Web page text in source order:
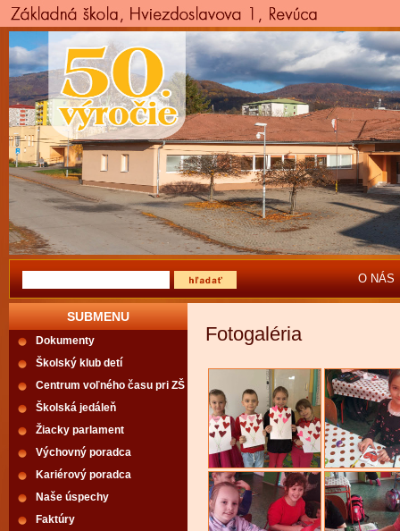
O NÁS
SUBMENU
Dokumenty
Školský klub detí
Centrum voľného času pri ZŠ
Školská jedáleň
Žiacky parlament
Výchovný poradca
Kariérový poradca
Naše úspechy
Faktúry
Fotogaléria